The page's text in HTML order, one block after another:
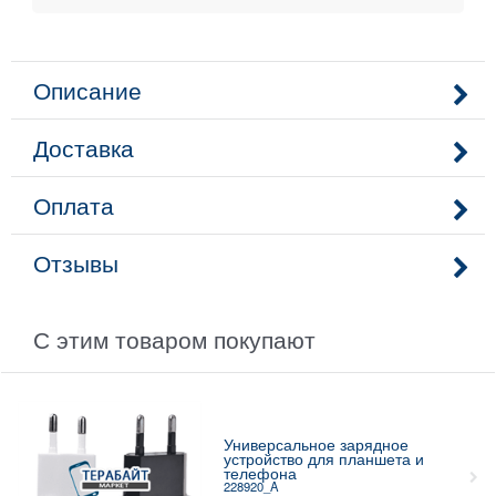
Описание
Доставка
Оплата
Отзывы
С этим товаром покупают
Универсальное зарядное
устройство для планшета и
телефона
228920_A